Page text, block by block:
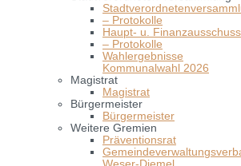
– Protokolle
Haupt- u. Finanzausschuss
– Protokolle
Wahlergebnisse
Kommunalwahl 2026
Magistrat
Magistrat
Bürgermeister
Bürgermeister
Weitere Gremien
Präventionsrat